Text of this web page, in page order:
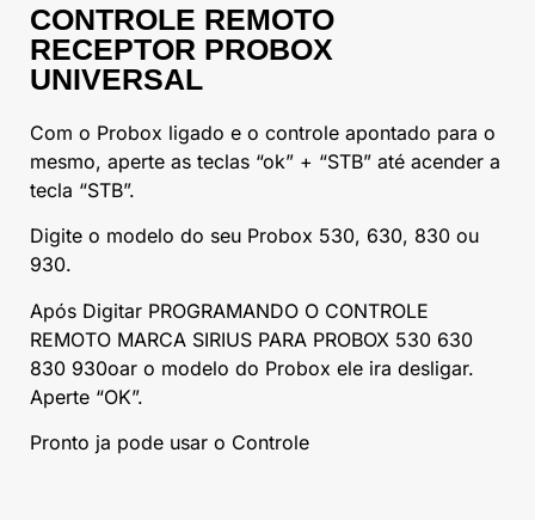
CONTROLE REMOTO
RECEPTOR PROBOX
UNIVERSAL
Com o Probox ligado e o controle apontado para o
mesmo, aperte as teclas “ok” + “STB” até acender a
tecla “STB”.
Digite o modelo do seu Probox 530, 630, 830 ou
930.
Após Digitar PROGRAMANDO O CONTROLE
REMOTO MARCA SIRIUS PARA PROBOX 530 630
830 930oar o modelo do Probox ele ira desligar.
Aperte “OK”.
Pronto ja pode usar o Controle